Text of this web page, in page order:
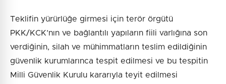
Teklifin yürürlüğe girmesi için terör örgütü
PKK/KCK’nın ve bağlantılı yapıların fiili varlığına son
verdiğinin, silah ve mühimmatların teslim edildiğinin
güvenlik kurumlarınca tespit edilmesi ve bu tespitin
Milli Güvenlik Kurulu kararıyla teyit edilmesi